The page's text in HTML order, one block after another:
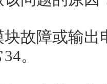
块故障或输
。